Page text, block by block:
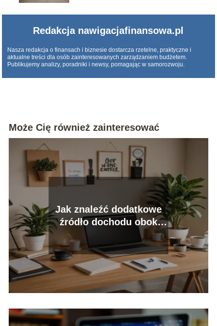
Redakcja nawigacjafinansowa.pl
Nasza redakcja o finansach i biznesie dostarcza rzetelne, praktyczne i
aktualne treści dla osób zainteresowanych zarządzaniem budżetem.
Publikujemy analizy, poradniki i newsy, pomagając w samorozwoju.
Może Cię również zainteresować
Jak znaleźć dodatkowe
źródło dochodu obok